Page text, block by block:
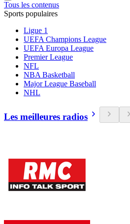
Tous les contenus
Sports populaires
Ligue 1
UEFA Champions League
UEFA Europa League
Premier League
NFL
NBA Basketball
Major League Baseball
NHL
Les meilleures radios